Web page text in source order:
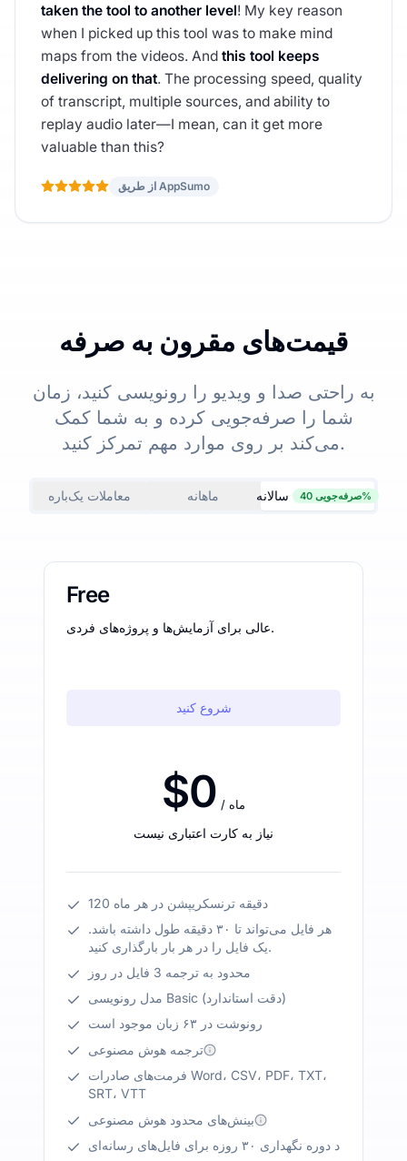
taken the tool to another level! My key reason
when I picked up this tool was to make mind
maps from the videos. And this tool keeps
delivering on that. The processing speed, quality
of transcript, multiple sources, and ability to
replay audio later—I mean, can it get more
valuable than this?
از طریق AppSumo
قیمت‌های مقرون به صرفه
به راحتی صدا و ویدیو را رونویسی کنید، زمان
شما را صرفه‌جویی کرده و به شما کمک
می‌کند بر روی موارد مهم تمرکز کنید.
معاملات یک‌باره ماهانه سالانه صرفه‌جویی 40%
Free
عالی برای آزمایش‌ها و پروژه‌های فردی.
شروع کنید
$0 / ماه
نیاز به کارت اعتباری نیست
120 دقیقه ترنسکریپشن در هر ماه
هر فایل می‌تواند تا ۳۰ دقیقه طول داشته باشد.
یک فایل را در هر بار بارگذاری کنید.
محدود به ترجمه 3 فایل در روز
مدل رونویسی Basic (دقت استاندارد)
رونوشت در ۶۳ زبان موجود است
ترجمه هوش مصنوعی
فرمت‌های صادرات Word، CSV، PDF، TXT،
SRT، VTT
بینش‌های محدود هوش مصنوعی
د دوره نگهداری ۳۰ روزه برای فایل‌های رسانه‌ای